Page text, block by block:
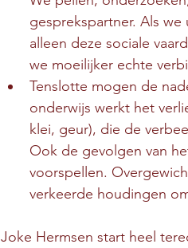
gesprekspartner. Als
alleen deze sociale
we moeilijker echte
Tenslotte mogen de
onderwijs werkt het
klei, geur), die de
Ook de gevolgen van
voorspellen.
verkeerde houdingen
Joke Hermsen start heel